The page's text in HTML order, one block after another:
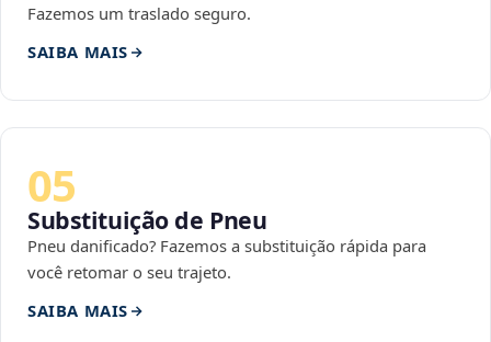
Fazemos um traslado seguro.
SAIBA MAIS
05
Substituição de Pneu
Pneu danificado? Fazemos a substituição rápida para
você retomar o seu trajeto.
SAIBA MAIS